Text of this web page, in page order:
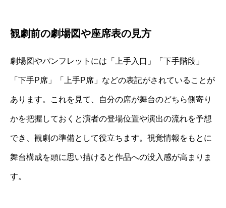
観劇前の劇場図や座席表の見方
劇場図やパンフレットには「上手入口」「下手階段」
「下手P席」「上手P席」などの表記がされていることが
あります。これを見て、自分の席が舞台のどちら側寄り
かを把握しておくと演者の登場位置や演出の流れを予想
でき、観劇の準備として役立ちます。視覚情報をもとに
舞台構成を頭に思い描けると作品への没入感が高まりま
す。